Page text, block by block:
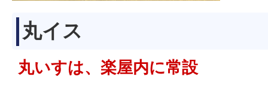
丸イス
丸いすは、楽屋内に常設